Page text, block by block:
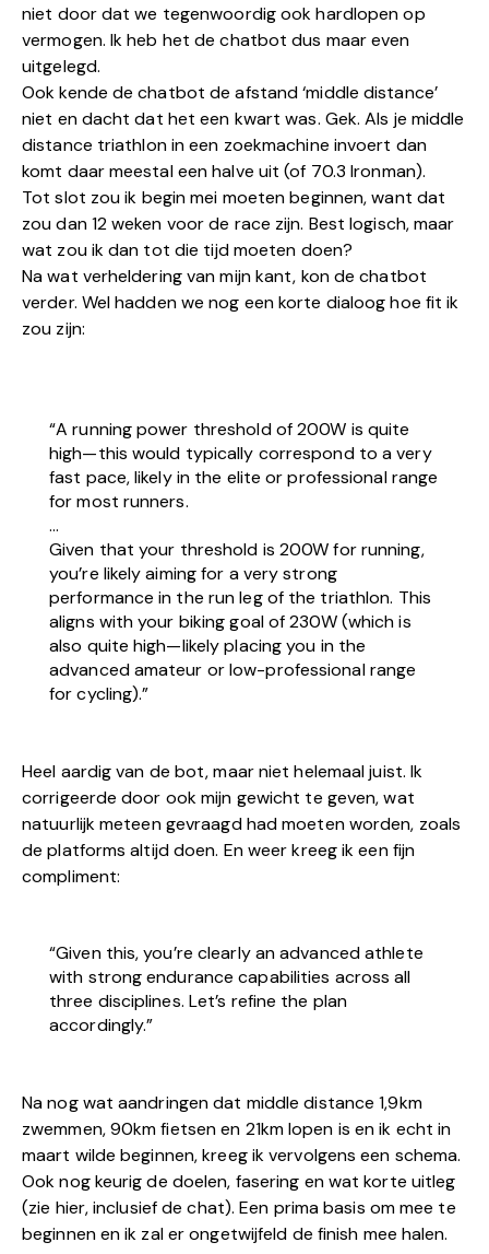
niet door dat we tegenwoordig ook hardlopen op
vermogen. Ik heb het de chatbot dus maar even
uitgelegd.
Ook kende de chatbot de afstand ‘middle distance’
niet en dacht dat het een kwart was. Gek. Als je middle
distance triathlon in een zoekmachine invoert dan
komt daar meestal een halve uit (of 70.3 Ironman).
Tot slot zou ik begin mei moeten beginnen, want dat
zou dan 12 weken voor de race zijn. Best logisch, maar
wat zou ik dan tot die tijd moeten doen?
Na wat verheldering van mijn kant, kon de chatbot
verder. Wel hadden we nog een korte dialoog hoe fit ik
zou zijn:
“A running power threshold of 200W is quite
high—this would typically correspond to a very
fast pace, likely in the elite or professional range
for most runners.
…
Given that your threshold is 200W for running,
you’re likely aiming for a very strong
performance in the run leg of the triathlon. This
aligns with your biking goal of 230W (which is
also quite high—likely placing you in the
advanced amateur or low-professional range
for cycling).”
Heel aardig van de bot, maar niet helemaal juist. Ik
corrigeerde door ook mijn gewicht te geven, wat
natuurlijk meteen gevraagd had moeten worden, zoals
de platforms altijd doen. En weer kreeg ik een fijn
compliment:
“Given this, you’re clearly an advanced athlete
with strong endurance capabilities across all
three disciplines. Let’s refine the plan
accordingly.”
Na nog wat aandringen dat middle distance 1,9km
zwemmen, 90km fietsen en 21km lopen is en ik echt in
maart wilde beginnen, kreeg ik vervolgens een schema.
Ook nog keurig de doelen, fasering en wat korte uitleg
(zie hier, inclusief de chat). Een prima basis om mee te
beginnen en ik zal er ongetwijfeld de finish mee halen.